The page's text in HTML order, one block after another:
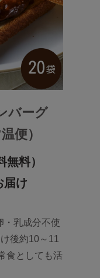
バーグ
便）
料）
届け
・乳成分不使
後約10～11
食としても活